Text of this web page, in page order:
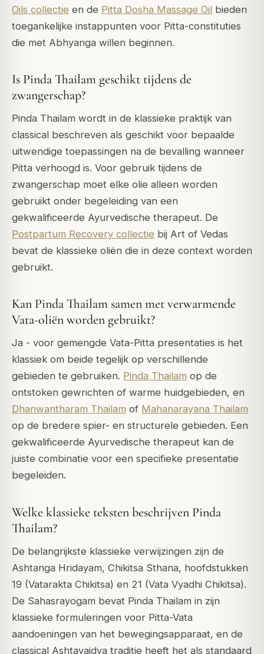
Oils collectie en de Pitta Dosha Massage Oil bieden
toegankelijke instappunten voor Pitta-constituties
die met Abhyanga willen beginnen.
Is Pinda Thailam geschikt tijdens de
zwangerschap?
Pinda Thailam wordt in de klassieke praktijk van
classical beschreven als geschikt voor bepaalde
uitwendige toepassingen na de bevalling wanneer
Pitta verhoogd is. Voor gebruik tijdens de
zwangerschap moet elke olie alleen worden
gebruikt onder begeleiding van een
gekwalificeerde Ayurvedische therapeut. De
Postpartum Recovery collectie bij Art of Vedas
bevat de klassieke oliën die in deze context worden
gebruikt.
Kan Pinda Thailam samen met verwarmende
Vata-oliën worden gebruikt?
Ja - voor gemengde Vata-Pitta presentaties is het
klassiek om beide tegelijk op verschillende
gebieden te gebruiken. Pinda Thailam op de
ontstoken gewrichten of warme huidgebieden, en
Dhanwantharam Thailam of Mahanarayana Thailam
op de bredere spier- en structurele gebieden. Een
gekwalificeerde Ayurvedische therapeut kan de
juiste combinatie voor een specifieke presentatie
begeleiden.
Welke klassieke teksten beschrijven Pinda
Thailam?
De belangrijkste klassieke verwijzingen zijn de
Ashtanga Hridayam, Chikitsa Sthana, hoofdstukken
19 (Vatarakta Chikitsa) en 21 (Vata Vyadhi Chikitsa).
De Sahasrayogam bevat Pinda Thailam in zijn
klassieke formuleringen voor Pitta-Vata
aandoeningen van het bewegingsapparaat, en de
classical Ashtavaidya traditie heeft het als standaard